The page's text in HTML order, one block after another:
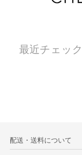
最近チェッ
配送・送料について